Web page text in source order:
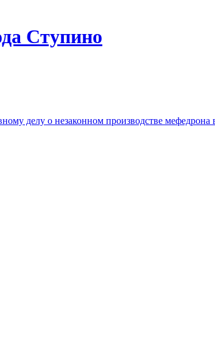
Ступино
делу о незаконном производстве